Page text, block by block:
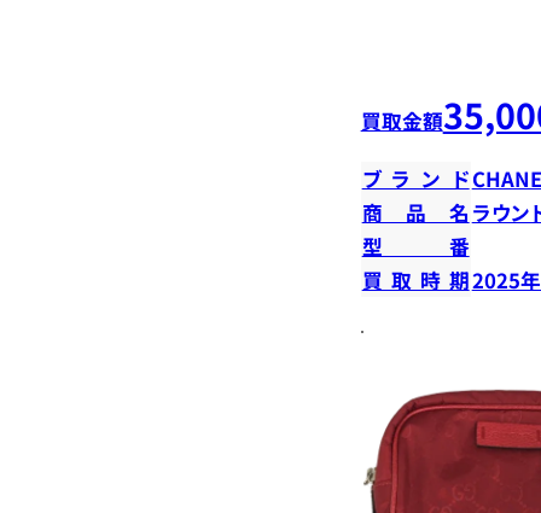
買取金額
ブランド
商品名 ラウン
型番
買取時期2025